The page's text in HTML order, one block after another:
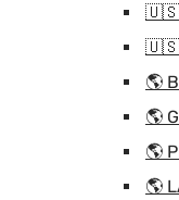
🇺🇸
🇺🇸
🌎
🌎
🌎
🌎